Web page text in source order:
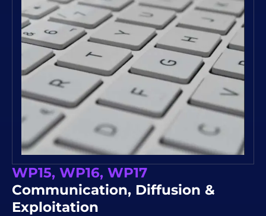
WP15, WP16, WP17
Communication, Diffusion &
Exploitation